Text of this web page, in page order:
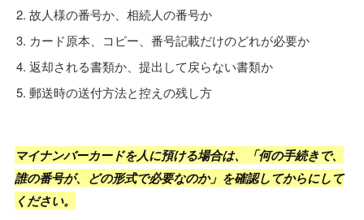
故人様の番号か、相続人の番号か
カード原本、コピー、番号記載だけのどれが必要か
返却される書類か、提出して戻らない書類か
郵送時の送付方法と控えの残し方
マイナンバーカードを人に預ける場合は、「何の手続きで、
誰の番号が、どの形式で必要なのか」を確認してからにして
ください。